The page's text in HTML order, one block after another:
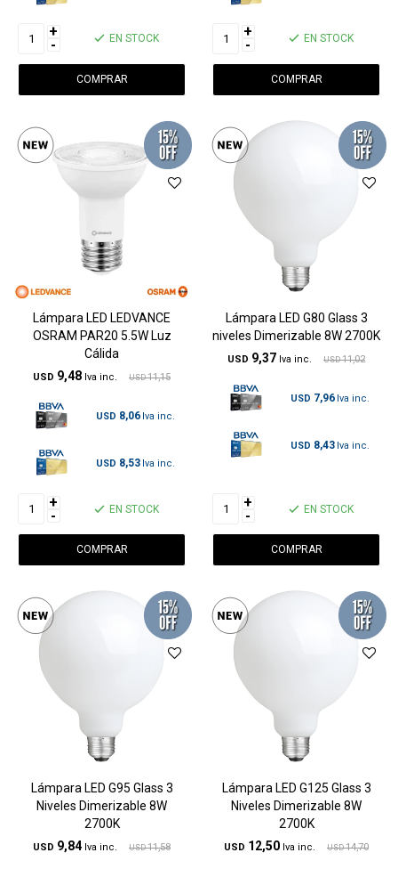
+
- EN STOCK +
- EN STOCK
Lámpara LED LEDVANCE
OSRAM PAR20 5.5W Luz
Cálida
USD 9,48 USD 11,15
USD 8,06
USD 8,53
+
- EN STOCK
Lámpara LED G80 Glass 3
niveles Dimerizable 8W 2700K
USD 9,37 USD 11,02
USD 7,96
USD 8,43
+
- EN STOCK
Lámpara LED G95 Glass 3
Niveles Dimerizable 8W
2700K
USD 9,84 USD 11,58
Lámpara LED G125 Glass 3
Niveles Dimerizable 8W
2700K
USD 12,50 USD 14,70